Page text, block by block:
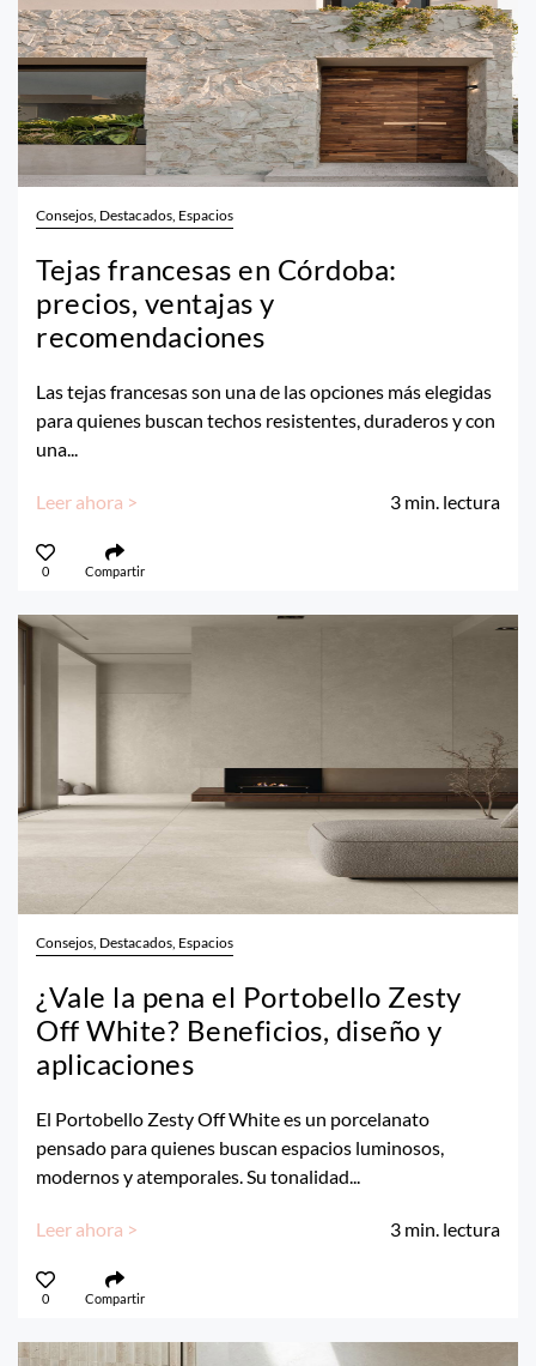
Consejos, Destacados, Espacios
Tejas francesas en Córdoba:
precios, ventajas y
recomendaciones
Las tejas francesas son una de las opciones más elegidas
para quienes buscan techos resistentes, duraderos y con
una...
Leer ahora > 3 min. lectura
0 Compartir
Consejos, Destacados, Espacios
¿Vale la pena el Portobello Zesty
Off White? Beneficios, diseño y
aplicaciones
El Portobello Zesty Off White es un porcelanato
pensado para quienes buscan espacios luminosos,
modernos y atemporales. Su tonalidad...
Leer ahora > 3 min. lectura
0 Compartir